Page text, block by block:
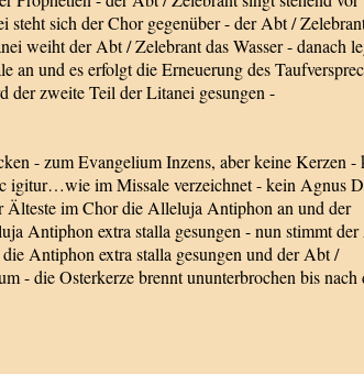
sich der Chor gegenüber - der Abt /
weiht der Abt / Zelebrant das Wasser - danach
und es erfolgt die Erneuerung des
der zweite Teil der Litanei gesungen -
- zum Evangelium Inzens, aber keine Kerzen -
igitur…wie im Missale verzeichnet - kein Agnus
im Chor die Alleluja Antiphon an und der
Antiphon extra stalla gesungen - nun stimmt
Antiphon extra stalla gesungen und der Abt /
- die Osterkerze brennt ununterbrochen bis nach